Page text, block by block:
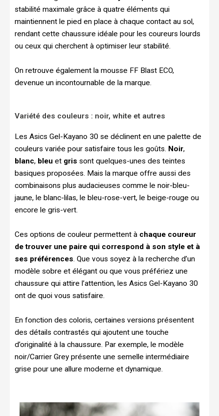
stabilité maximale grâce à quatre éléments qui
maintiennent le pied en place à chaque contact au sol,
rendant cette chaussure idéale pour les coureurs lourds
ou ceux qui cherchent à optimiser leur stabilité.
On retrouve également la mousse FF Blast ECO,
devenue un incontournable de la marque.
Variété des couleurs : noir, white et autres
Les Asics Gel-Kayano 30 se déclinent en une palette de
couleurs variée pour satisfaire tous les goûts. Noir,
blanc, bleu et gris sont quelques-unes des teintes
basiques proposées. Mais la marque offre aussi des
combinaisons plus audacieuses comme le noir-bleu-
jaune, le blanc-lilas, le bleu-rose-vert, le beige-rouge ou
encore le gris-vert.
Ces options de couleur permettent à chaque coureur
de trouver une paire qui correspond à son style et à
ses préférences. Que vous soyez à la recherche d’un
modèle sobre et élégant ou que vous préfériez une
chaussure qui attire l’attention, les Asics Gel-Kayano 30
ont de quoi vous satisfaire.
En fonction des coloris, certaines versions présentent
des détails contrastés qui ajoutent une touche
d’originalité à la chaussure. Par exemple, le modèle
noir/Carrier Grey présente une semelle intermédiaire
grise pour une allure moderne et dynamique.